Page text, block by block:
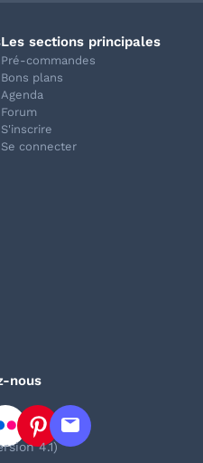
Les sections principales
Pré-commandes
Bons plans
Agenda
Forum
S'inscrire
Se connecter
nous
4.1)